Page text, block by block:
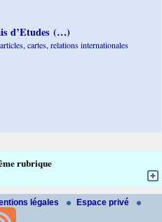
d’Etudes (…)
cartes, relations internationales
rubrique
légales Espace privé